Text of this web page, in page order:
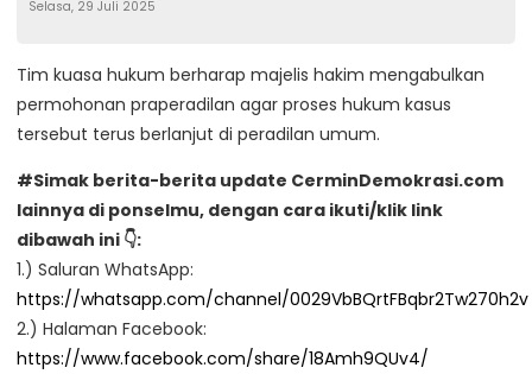
Selasa, 29 Juli 2025
Tim kuasa hukum berharap majelis hakim mengabulkan
permohonan praperadilan agar proses hukum kasus
tersebut terus berlanjut di peradilan umum.
#Simak berita-berita update CerminDemokrasi.com
lainnya di ponselmu, dengan cara ikuti/klik link
dibawah ini 👇:
1.) Saluran WhatsApp:
https://whatsapp.com/channel/0029VbBQrtFBqbr2Tw270h2v
2.) Halaman Facebook:
https://www.facebook.com/share/18Amh9QUv4/